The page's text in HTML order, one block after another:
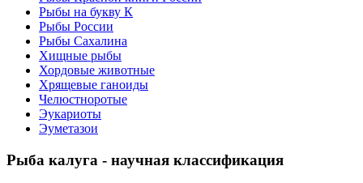
Рыбы на букву К
Рыбы России
Рыбы Сахалина
Хищные рыбы
Хордовые животные
Хрящевые ганоиды
Челюстноротые
Эукариоты
Эуметазои
Рыба калуга - научная классификация